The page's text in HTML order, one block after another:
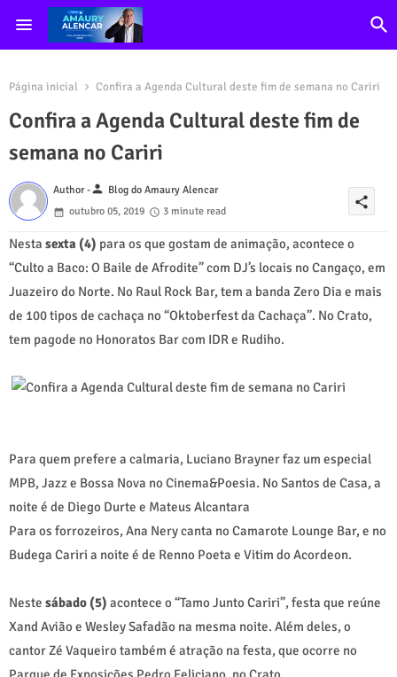
Página inicial Confira a Agenda Cultural deste fim de semana no Cariri
Confira a Agenda Cultural deste fim de
semana no Cariri
Author -person Blog do Amaury Alencar
outubro 05, 2019
3 minute read
share
Nesta sexta (4) para os que gostam de animação, acontece o
“Culto a Baco: O Baile de Afrodite” com DJ’s locais no Cangaço, em
Juazeiro do Norte. No Raul Rock Bar, tem a banda Zero Dia e mais
de 100 tipos de cachaça no “Oktoberfest da Cachaça”. No Crato,
tem pagode no Honoratos Bar com IDR e Rudiho.
Para quem prefere a calmaria, Luciano Brayner faz um especial
MPB, Jazz e Bossa Nova no Cinema&Poesia. No Santos de Casa, a
noite é de Diego Durte e Mateus Alcantara
Para os forrozeiros, Ana Nery canta no Camarote Lounge Bar, e no
Budega Cariri a noite é de Renno Poeta e Vitim do Acordeon.
Neste sábado (5) acontece o “Tamo Junto Cariri”, festa que reúne
Xand Avião e Wesley Safadão na mesma noite. Além deles, o
cantor Zé Vaqueiro também é atração na festa, que ocorre no